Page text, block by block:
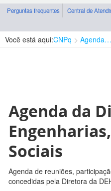
Perguntas frequentes Central de
Você está aqui:CNPq Agenda de autoridades
Agenda da
Sociais
Agenda de reuniões,
concedidas pela Diretora da